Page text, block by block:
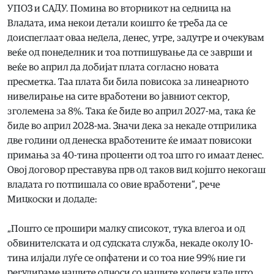
УПОЗ и САДУ. Помина во вторникот на седница на
Владата, има некои детали коишто ќе треба да се
доиспеглаат оваа недела, денес, утре, задутре и очекувам
веќе од понеделник и тоа потпишување да се заврши и
веќе во април да добијат плата согласно новата
пресметка. Таа плата би била повисока за линеарното
нивелирање на сите вработени во јавниот сектор,
зголемена за 8%. Така ќе биде во април 2027-ма, така ќе
биде во април 2028-ма. Значи дека за некаде отприлика
две години од денеска вработените ќе имаат повисоки
примања за 40-тина проценти од тоа што го имаат денес.
Овој договор преставува прв од таков вид којшто некогаш
владата го потпишала со овие вработени“, рече
Мицкоски и додаде:
„Пошто се прошири малку списокот, тука влегоа и од
обвинителската и од судската служба, некаде околу 10-
тина илјади луѓе се опфатени и со тоа ние 99% ние ги